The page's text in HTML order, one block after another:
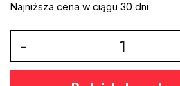
Najniższa cena w ciągu 30 dni: